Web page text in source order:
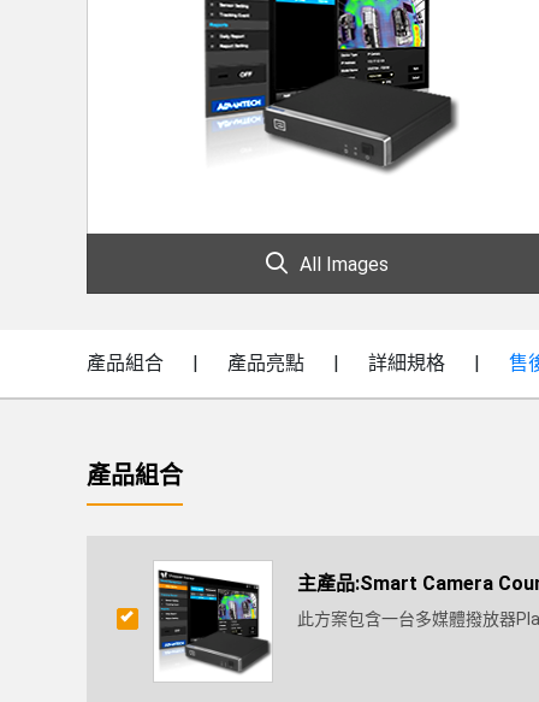
All Images
產品組合 產品亮點 詳細規格 售
產品組合
主產品:Smart Camera
此方案包含一台多媒體撥放器